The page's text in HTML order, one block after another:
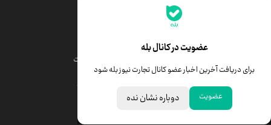
عضویت در کانال بله
برای دریافت آخرین اخبار عضو کانال تجارت نیوز بله شود
عضویت دوباره نشان نده
جدیدترین قیمت‌ها
قیمت درهم امارات
خبرهای مهم